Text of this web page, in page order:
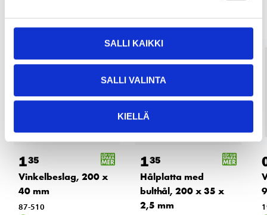
SALLI KAIKKI
SALLI VALINTA
KIELLÄ
135
Vinkelbeslag, 200 x
40 mm
87-510
135
Hålplatta med
bulthål, 200 x 35 x
2,5 mm